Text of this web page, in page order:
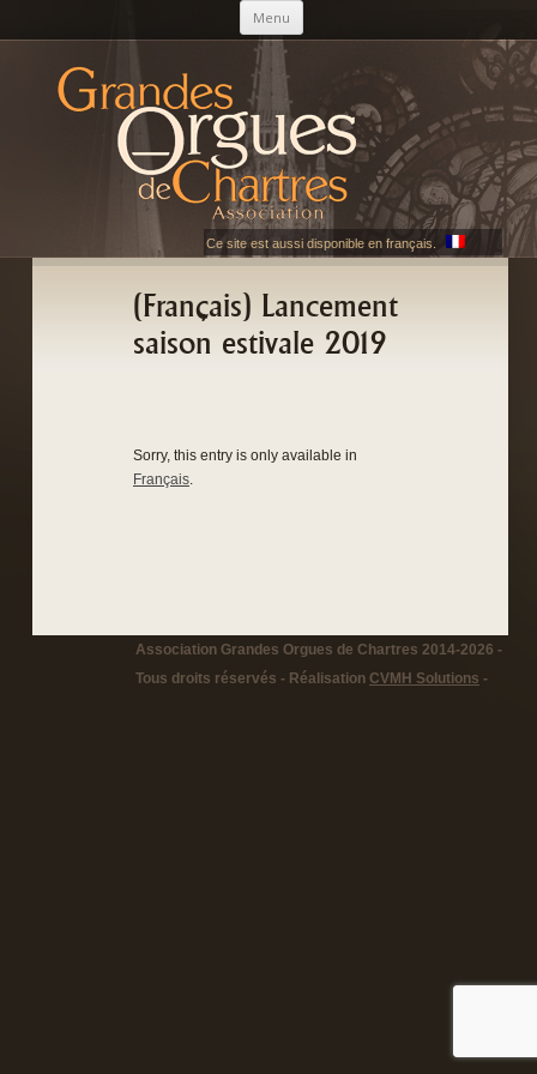
Menu Skip to content
AGOC
Les Grandes Orgues de Chartres
Ce site est aussi disponible en français.
(Français) Lancement
saison estivale 2019
Sorry, this entry is only available in
Français.
Association Grandes Orgues de Chartres 2014-2026 -
Tous droits réservés - Réalisation CVMH Solutions -